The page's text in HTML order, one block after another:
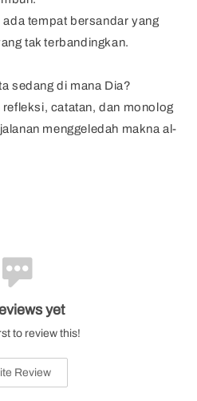
tempat bersandar yang
tak terbandingkan.
sedang di mana Dia?
catatan, dan monolog
menggeledah makna al-
yet
to review this!
Review